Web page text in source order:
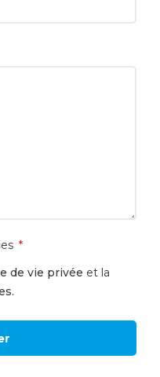
de vie privée et la